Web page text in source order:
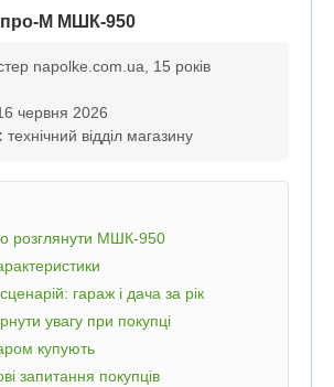
М МШК-950
napolke.com.ua, 15 років
червня 2026
технічний відділ магазину
розглянути МШК-950
гараж і дача за рік
увагу при покупці
купують
запитання покупців